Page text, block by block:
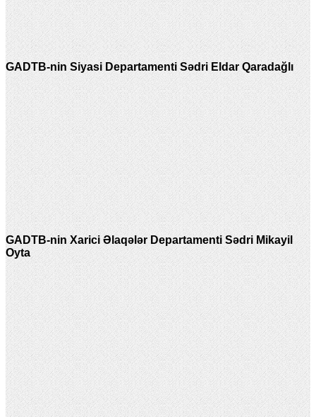
GADTB-nin Siyasi Departamenti Sədri Eldar Qaradağlı
GADTB-nin Xarici Əlaqələr Departamenti Sədri Mikayil
Oyta